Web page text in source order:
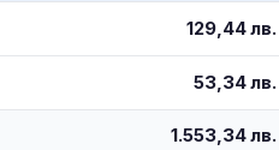
129,44 лв.
53,34 лв.
1.553,34 лв.